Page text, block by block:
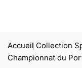
Accueil Collection
Championnat du